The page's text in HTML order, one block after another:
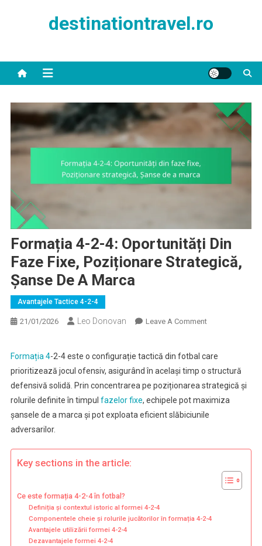
destinationtravel.ro
Formația 4-2-4: Oportunități Din
Faze Fixe, Poziționare Strategică,
Șanse De A Marca
Avantajele Tactice 4-2-4
21/01/2026 Leo Donovan Leave A CommentOn
2-
4:
Oportunități
Din
Faze
Șanse
Formația 4-2-4 este o configurație tactică din fotbal care
prioritizează jocul ofensiv, asigurând în același timp o structură
defensivă solidă. Prin concentrarea pe poziționarea strategică și
rolurile definite în timpul fazelor fixe, echipele pot maximiza
șansele de a marca și pot exploata eficient slăbiciunile
adversarilor.
Key sections in the article:
Ce este formația 4-2-4 în fotbal?
Definiția și contextul istoric al formei 4-2-4
Componentele cheie și rolurile jucătorilor în formația 4-2-4
Avantajele utilizării formei 4-2-4
Dezavantajele formei 4-2-4